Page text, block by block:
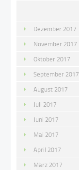
Dezember 2017
November 2017
Oktober 2017
September 2017
August 2017
Juli 2017
Juni 2017
Mai 2017
April 2017
März 2017